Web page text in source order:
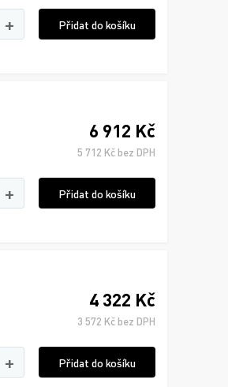
+ Přidat do košíku
6 912 Kč
5 712 Kč bez DPH
+ Přidat do košíku
4 322 Kč
3 572 Kč bez DPH
+ Přidat do košíku